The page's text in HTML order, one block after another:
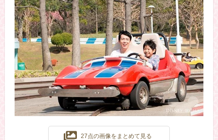
27点の画像をまとめて見る